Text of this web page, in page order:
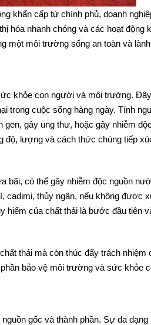
khẩn cấp từ chính phủ, doanh
hóa nhanh chóng và các hoạt động
một môi trường sống an toàn và
khỏe con người và môi trường.
trong cuộc sống hàng ngày. Tính
gen, gây ung thư, hoặc gây nhiễm
độ, lượng và cách thức chúng tiếp
có thể gây nhiễm độc nguồn
thủy ngân, nếu không được
hiểm của chất thải là bước đầu tiên
thải mà còn thúc đẩy trách nhiệm
bảo vệ môi trường và sức khỏe
gốc và thành phần. Sự đa